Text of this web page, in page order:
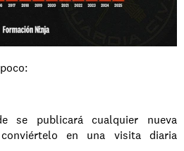
se publicará cualquier nueva
en una visita diaria